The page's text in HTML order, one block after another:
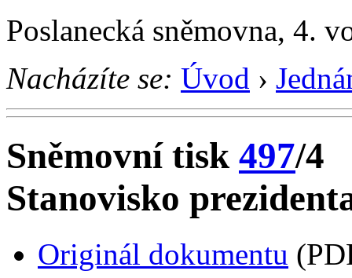
Poslanecká sněmovna, 4.
Nacházíte se: Úvod ›
Sněmovní tisk 497/4
Stanovisko
Originál dokumentu